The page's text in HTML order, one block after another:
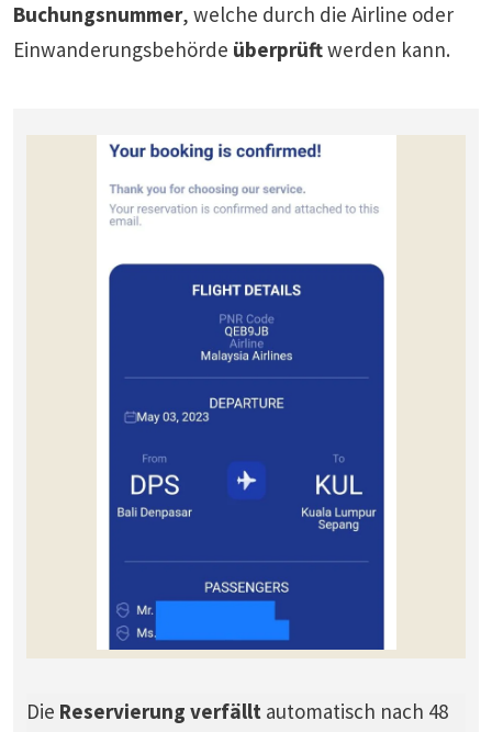
Buchungsnummer, welche durch die Airline oder
Einwanderungsbehörde überprüftwerden kann.
Die Reservierung verfällt automatisch nach 48